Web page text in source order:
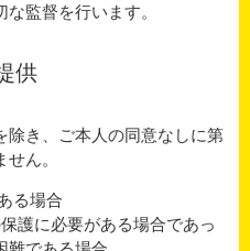
監督を行います。
供
除き、ご本人の同意なしに第
ん。
る場合
護に必要がある場合であっ